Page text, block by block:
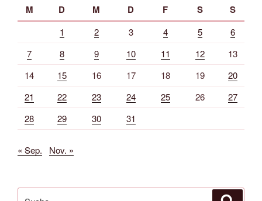
M D M D F S S
1 2 3 4 5
6
7
8 9 10 11 12
13
14
15 16 17 18 19
20
21
22 23 24 25 26
27
28
29 30 31
« Sep. Nov. »